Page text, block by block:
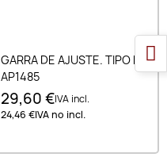
GARRA DE AJUSTE. TIPO P
AP1485
29,60 €IVA incl.
24,46 €IVA no incl.